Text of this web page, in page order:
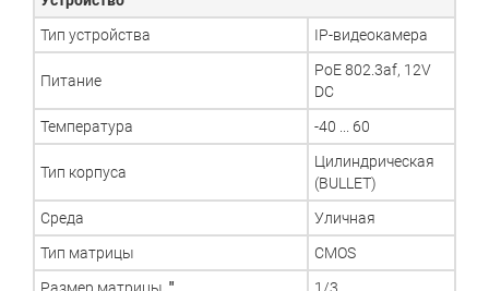
Тип устройства
IP-видеокамера
Питание
PoE 802.3af, 12V
DC
Температура
-40 ... 60
Тип корпуса
Цилиндрическая
(BULLET)
Среда
Уличная
Тип матрицы
CMOS